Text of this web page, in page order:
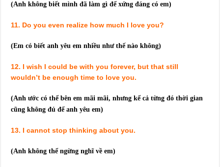
(Anh không biết mình đã làm gì để xứng đáng có em)
11. Do you even realize how much I love you?
(Em có biết anh yêu em nhiều như thế nào không)
12. I wish I could be with you forever, but that still
wouldn’t be enough time to love you.
(Anh ước có thể bên em mãi mãi, nhưng kể cả từng đó thời gian
cũng không đủ để anh yêu em)
13. I cannot stop thinking about you.
(Anh không thể ngừng nghĩ về em)